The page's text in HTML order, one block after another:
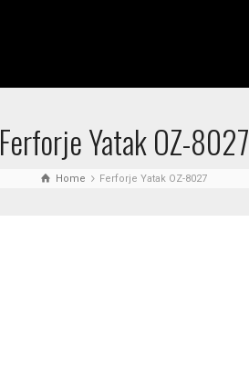
Ferforje Yatak OZ-8027
Home Ferforje Yatak OZ-8027